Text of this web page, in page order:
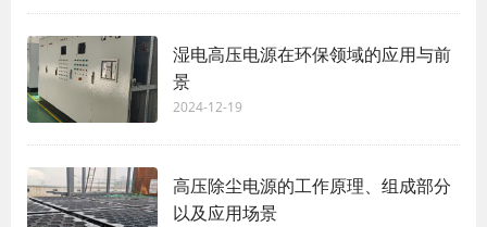
湿电高压电源在环保领域的应用与前
景
2024-12-19
高压除尘电源的工作原理、组成部分
以及应用场景